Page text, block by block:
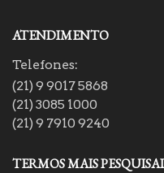
ATENDIMENTO
Telefones:
(21) 9 9017 5868
(21) 3085 1000
(21) 9 7910 9240
TERMOS MAIS